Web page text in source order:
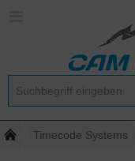
Timecode Systems